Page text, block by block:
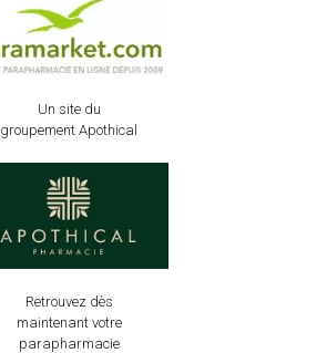
Un site du
groupement Apothical
Retrouvez dès
maintenant votre
parapharmacie